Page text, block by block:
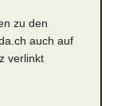
zu den
auch auf
verlinkt